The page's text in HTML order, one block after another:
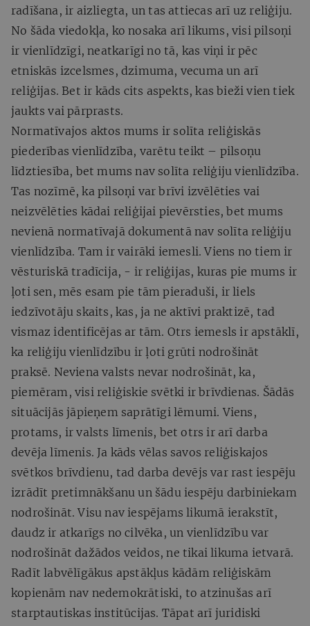
radīšana, ir aizliegta, un tas attiecas arī uz reliģiju.
No šāda viedokļa, ko nosaka arī likums, visi pilsoņi
ir vienlīdzīgi, neatkarīgi no tā, kas viņi ir pēc
etniskās izcelsmes, dzimuma, vecuma un arī
reliģijas. Bet ir kāds cits aspekts, kas bieži vien tiek
jaukts vai pārprasts.
Normatīvajos aktos mums ir solīta reliģiskās
piederības vienlīdzība, varētu teikt – pilsoņu
līdztiesība, bet mums nav solīta reliģiju vienlīdzība.
Tas nozīmē, ka pilsoņi var brīvi izvēlēties vai
neizvēlēties kādai reliģijai pievērsties, bet mums
nevienā normatīvajā dokumentā nav solīta reliģiju
vienlīdzība. Tam ir vairāki iemesli. Viens no tiem ir
vēsturiskā tradīcija, - ir reliģijas, kuras pie mums ir
ļoti sen, mēs esam pie tām pieraduši, ir liels
iedzīvotāju skaits, kas, ja ne aktīvi praktizē, tad
vismaz identificējas ar tām. Otrs iemesls ir apstāklī,
ka reliģiju vienlīdzību ir ļoti grūti nodrošināt
praksē. Neviena valsts nevar nodrošināt, ka,
piemēram, visi reliģiskie svētki ir brīvdienas. Šādās
situācijās jāpieņem saprātīgi lēmumi. Viens,
protams, ir valsts līmenis, bet otrs ir arī darba
devēja līmenis. Ja kāds vēlas savos reliģiskajos
svētkos brīvdienu, tad darba devējs var rast iespēju
izrādīt pretimnākšanu un šādu iespēju darbiniekam
nodrošināt. Visu nav iespējams likumā ierakstīt,
daudz ir atkarīgs no cilvēka, un vienlīdzību var
nodrošināt dažādos veidos, ne tikai likuma ietvarā.
Radīt labvēlīgākus apstākļus kādām reliģiskām
kopienām nav nedemokrātiski, to atzinušas arī
starptautiskas institūcijas. Tāpat arī juridiski